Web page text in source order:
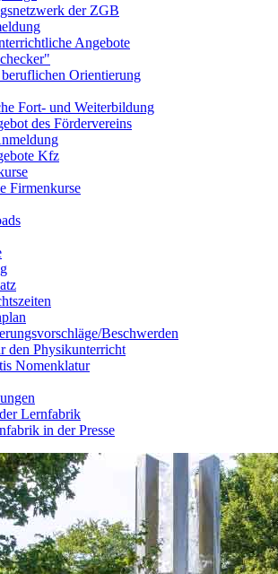
der ZGB
Angebote
Orientierung
Fort- und Weiterbildung
des Fördervereins
Kfz
Firmenkurse
Beschwerden
den Physikunterricht
Nomenklatur
Lernfabrik
in der Presse